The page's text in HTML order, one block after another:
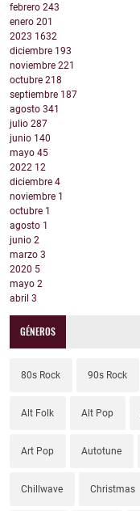
febrero 243
enero 201
2023 1632
diciembre 193
noviembre 221
octubre 218
septiembre 187
agosto 341
julio 287
junio 140
mayo 45
2022 12
diciembre 4
noviembre 1
octubre 1
agosto 1
junio 2
marzo 3
2020 5
mayo 2
abril 3
GÉNEROS
80s Rock 90s Rock
Alt Folk Alt Pop
Art Pop Autotune
Chillwave Christmas